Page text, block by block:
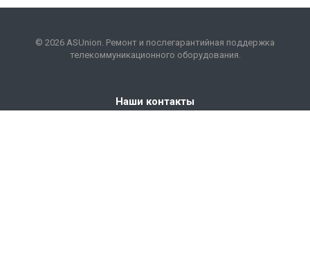
© 2026 ASUnion. Ремонт и послегарантийная поддержка
телекоммуникационного оборудования.
Наши контакты